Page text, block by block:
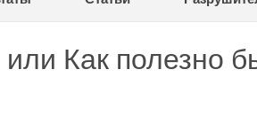
Как полезно